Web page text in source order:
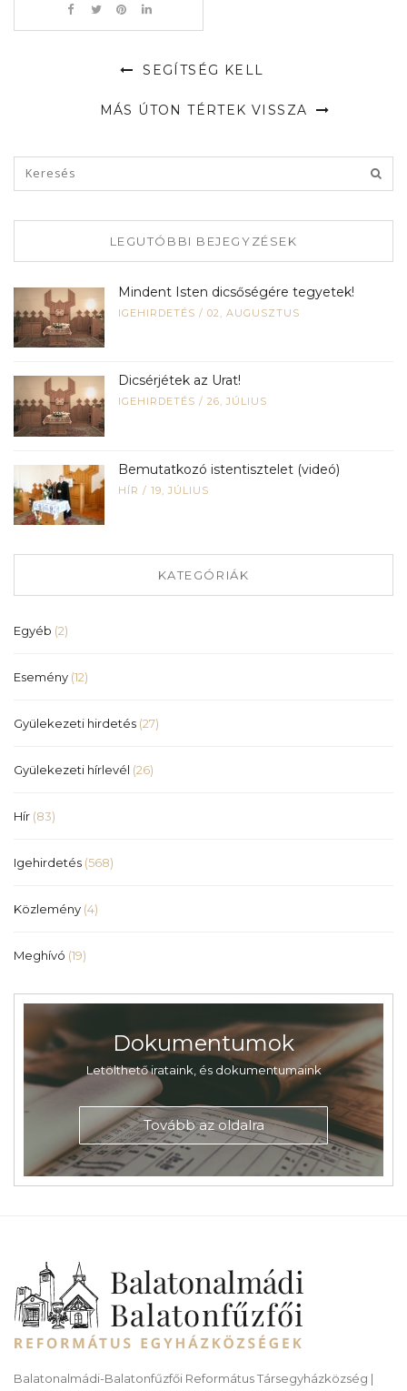
SEGÍTSÉG KELL
MÁS ÚTON TÉRTEK VISSZA
LEGUTÓBBI BEJEGYZÉSEK
Mindent Isten dicsőségére tegyetek!
IGEHIRDETÉS / 02, AUGUSZTUS
Dicsérjétek az Urat!
IGEHIRDETÉS / 26, JÚLIUS
Bemutatkozó istentisztelet (videó)
HÍR / 19, JÚLIUS
KATEGÓRIÁK
Egyéb (2)
Esemény (12)
Gyülekezeti hirdetés (27)
Gyülekezeti hírlevél (26)
Hír (83)
Igehirdetés (568)
Közlemény (4)
Meghívó (19)
Dokumentumok
Letölthető irataink, és dokumentumaink
Tovább az oldalra
Balatonalmádi-Balatonfűzfői Református Társegyházközség |